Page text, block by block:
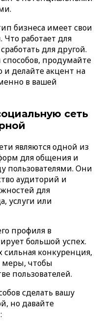
бизнеса имеет свои
работает для
для другой.
продумайте
и делайте акцент на
в вашей
сеть
являются одной из
для общения и
пользователями. Они
аудиторий и
для
услуги или
профиля в
большой успех.
сильная конкуренция,
меры, чтобы
пользователей.
сделать вашу
но давайте